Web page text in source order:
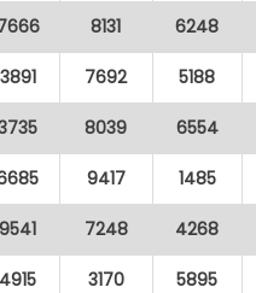
8131 6248
3891 7692 5188
8039 6554
9417 1485
9541 7248 4268
4915 3170 5895